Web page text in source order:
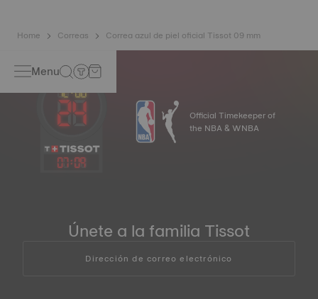
Home Correas Correa azul de piel oficial Tissot 09 mm
Menu
07:09
Official Timekeeper of
the NBA & WNBA
Únete a la familia Tissot
Dirección de correo electrónico